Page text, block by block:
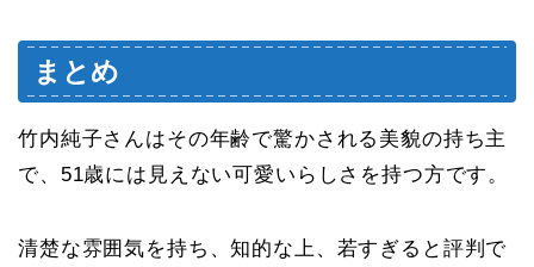
まとめ
竹内純子さんはその年齢で驚かされる美貌の持ち主
で、51歳には見えない可愛いらしさを持つ方です。
清楚な雰囲気を持ち、知的な上、若すぎると評判で